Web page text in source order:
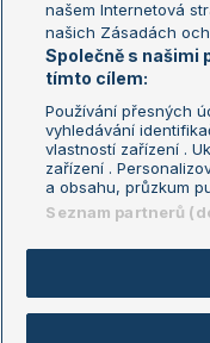
Livesport Daily
LS Prague Open
Podmínky užití
GDPR a žurnalistika
Kontakt
Copyright © 2008-2026
našem Internetová
našich Zásadách
Společně s našimi
tímto cílem:
Používání přesných
vyhledávání
vlastností zařízení .
zařízení .
a obsahu, průzkum
Seznam partnerů